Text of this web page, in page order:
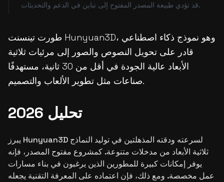
قد تؤدي طبيعة المصدر المفتوح إلى تباين في الدعم والتحديثات.
طورت تينسنت Hunyuan3D، وهو نموذج ذكاء اصطناعي
قادر على تحويل النصوص والصور إلى مرئيات ثلاثية
الأبعاد عالية الجودة في أقل من 30 ثانية، مستهدفًا
صناعات مثل تطوير الألعاب والتصميم.
تحليل 2026
يبرز Hunyuan3D لسرعته ودقته المذهلتين في توليد النماذج
ثلاثية الأبعاد من مدخلات متنوعة. كمشروع مفتوح المصدر، فإنه
يوفر إمكانات كبيرة للمطورين الذين يرغبون في بناء مسارات
عمل مخصصة. ومع ذلك، فإن اعتماده على المعرفة التقنية يجعله